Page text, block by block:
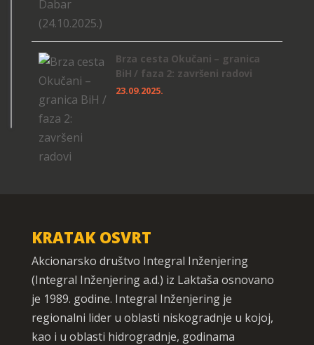
Brza cesta Okučani – granica
BiH / faza 2: završeni radovi
23.09.2025.
KRATAK OSVRT
Akcionarsko društvo Integral Inženjering
(Integral Inženjering a.d.) iz Laktaša osnovano
je 1989. godine. Integral Inženjering je
regionalni lider u oblasti niskogradnje u kojoj,
kao i u oblasti hidrogradnje, godinama